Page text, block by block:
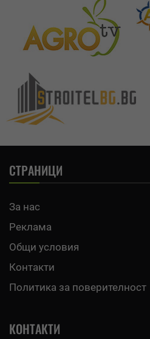
СТРАНИЦИ
За нас
Реклама
Общи условия
Контакти
Политика за поверителност
КОНТАКТИ